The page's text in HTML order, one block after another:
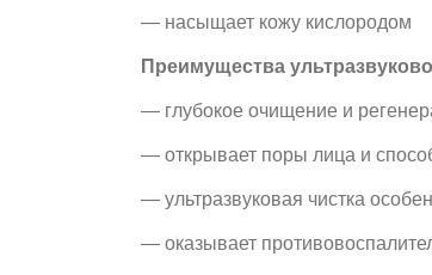
— насыщает кожу кислородом
Преимущества
— глубокое очищение и
— открывает поры лица и
— ультразвуковая чистка
— оказывает